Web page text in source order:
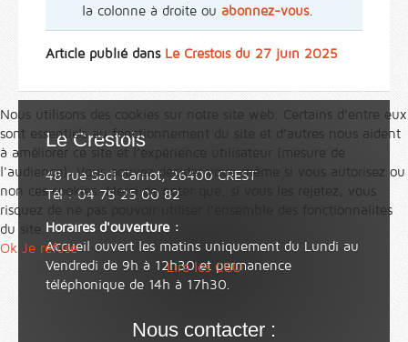
la colonne à droite ou abonnez-vous.
Article publié dans Le Crestois du 27 juin 2025
Le Crestois
48 rue Sadi Carnot, 26400 CREST
Tél : 04 75 25 00 82
Horaires d'ouverture :
Accueil ouvert les matins uniquement du Lundi au
Vendredi de 9h à 12h30 et permanence
téléphonique de 14h à 17h30.
Nous contacter :
Nous utilisons des cookies sur notre site web. Certains d’entre eux
sont essentiels au fonctionnement du site et d’autres nous aident
à améliorer ce site et l’expérience utilisateur (mesure de
l'audience). Vous pouvez décider vous-même si vous autorisez ou
non ces cookies. Merci de noter que, si vous les rejetez, vous
risquez de ne pas pouvoir utiliser l’ensemble des fonctionnalités
du site.
Ok Je refuse
Lire les CGU